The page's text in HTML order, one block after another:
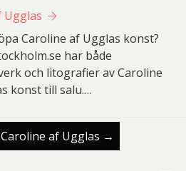
Ugglas
Caroline af Ugglas konst?
har både
och litografier av Caroline
konst till salu.…
af Ugglas →